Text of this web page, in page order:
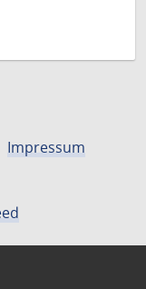
Impressum